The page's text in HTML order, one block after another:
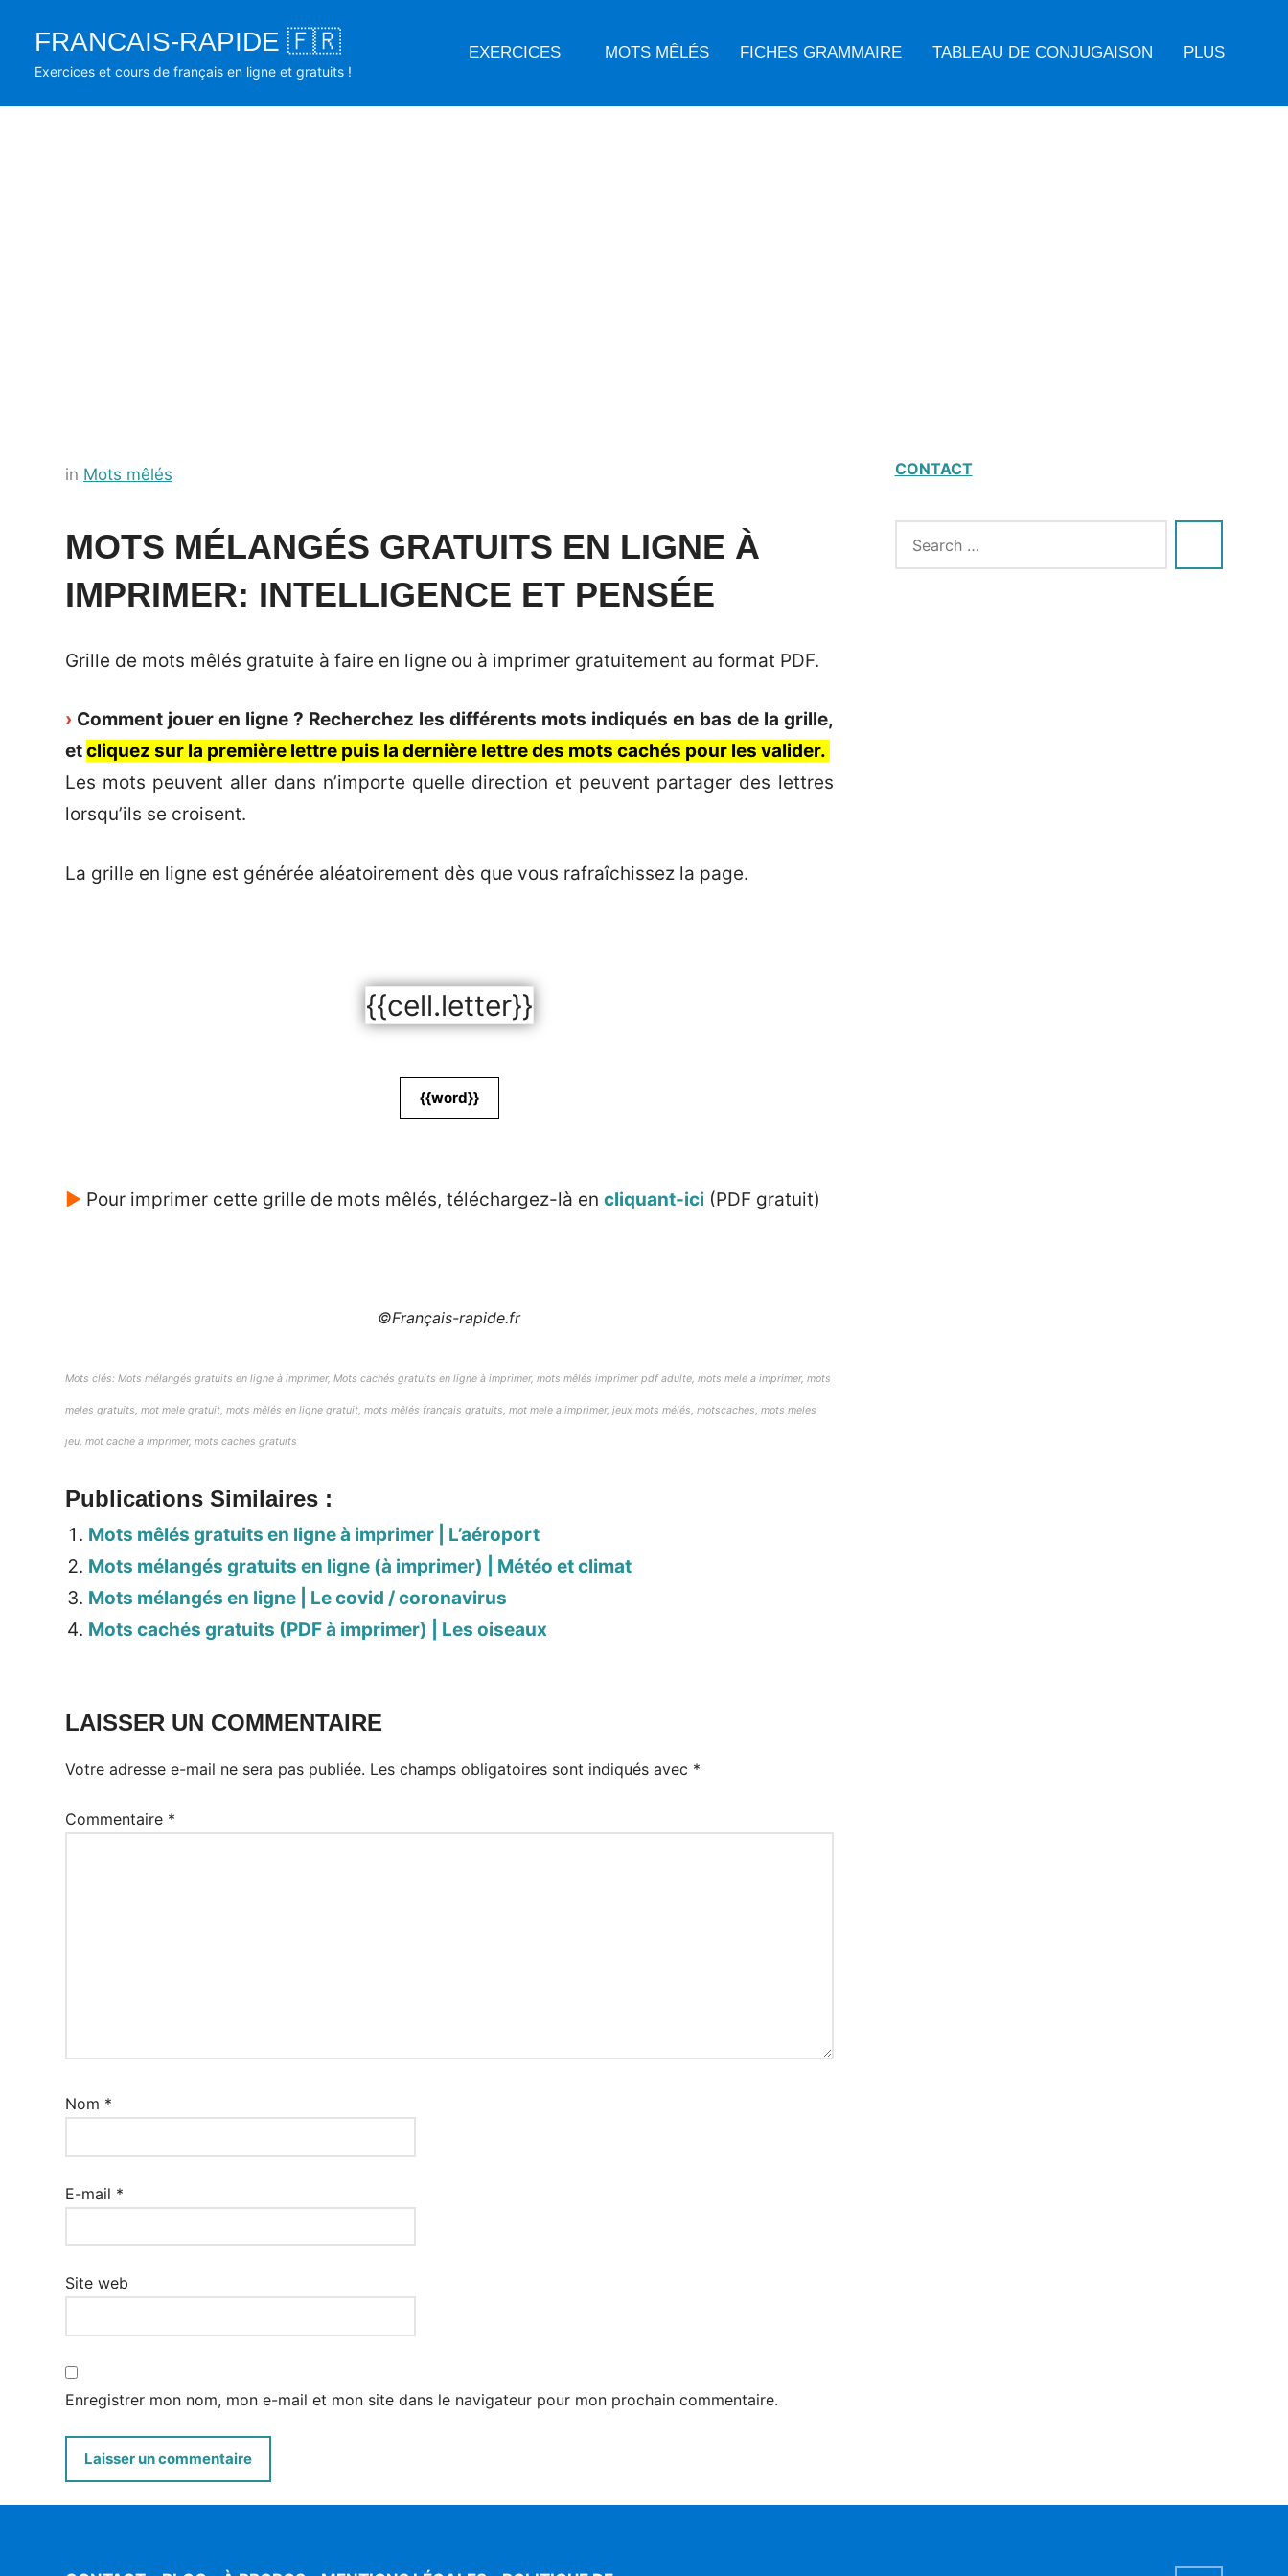
content
FRANCAIS-RAPIDE 🇫🇷
Exercices et cours de français en ligne et gratuits !
EXERCICES MOTS MÊLÉS FICHES GRAMMAIRE TABLEAU DE CONJUGAISON PLUS
Posted
août
2022
by
in Mots mêlés
MOTS MÉLANGÉS GRATUITS EN LIGNE À
IMPRIMER: INTELLIGENCE ET PENSÉE
Grille de mots mêlés gratuite à faire en ligne ou à imprimer gratuitement au format PDF.
› Comment jouer en ligne ? Recherchez les différents mots indiqués en bas de la grille,
etcliquez sur la première lettre puis la dernière lettre des mots cachés pour les valider.
Les mots peuvent aller dans n’importe quelle direction et peuvent partager des lettres
lorsqu’ils se croisent.
La grille en ligne est générée aléatoirement dès que vous rafraîchissez la page.
{{cell.letter}}
{{word}}
► Pour imprimer cette grille de mots mêlés, téléchargez-là en cliquant-ici (PDF gratuit)
©Français-rapide.fr
Mots clés: Mots mélangés gratuits en ligne à imprimer, Mots cachés gratuits en ligne à imprimer, mots mêlés imprimer pdf adulte, mots mele a imprimer, mots
meles gratuits, mot mele gratuit, mots mêlés en ligne gratuit, mots mêlés français gratuits, mot mele a imprimer, jeux mots mélés, motscaches, mots meles
jeu, mot caché a imprimer, mots caches gratuits
Publications Similaires :
Mots mêlés gratuits en ligne à imprimer | L’aéroport
Mots mélangés gratuits en ligne (à imprimer) | Météo et climat
Mots mélangés en ligne | Le covid / coronavirus
Mots cachés gratuits (PDF à imprimer) | Les oiseaux
LAISSER UN COMMENTAIRE
Votre adresse e-mail ne sera pas publiée. Les champs obligatoires sont indiqués avec *
Commentaire *
Nom *
E-mail *
Site web
Enregistrer mon nom, mon e-mail et mon site dans le navigateur pour mon prochain commentaire.
CONTACT